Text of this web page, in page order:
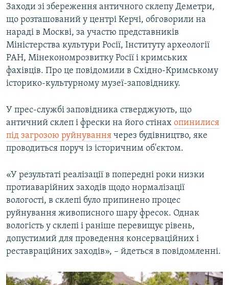
Усі сайти RFE/RL
Заходи зі збереження античного склепу Деметри,
що розташований у центрі Керчі, обговорили на
нараді в Москві, за участю представників
Міністерства культури Росії, Інституту археології
РАН, Мінекономрозвитку Росії і кримських
фахівців. Про це повідомили в Східно-Кримському
історико-культурному музеї-заповіднику.
У прес-службі заповідника стверджують, що
античний склеп і фрески на його стінах опинилися
під загрозою руйнування через будівництво, яке
проводиться поруч із історичним об'єктом.
«У результаті реалізації в попередні роки низки
протиаварійних заходів щодо нормалізації
вологості, в склепі було припинено процес
руйнування живописного шару фресок. Однак
вологість у склепі і раніше перевищує рівень,
допустимий для проведення консерваційних і
реставраційних заходів», – йдеться в повідомленні.